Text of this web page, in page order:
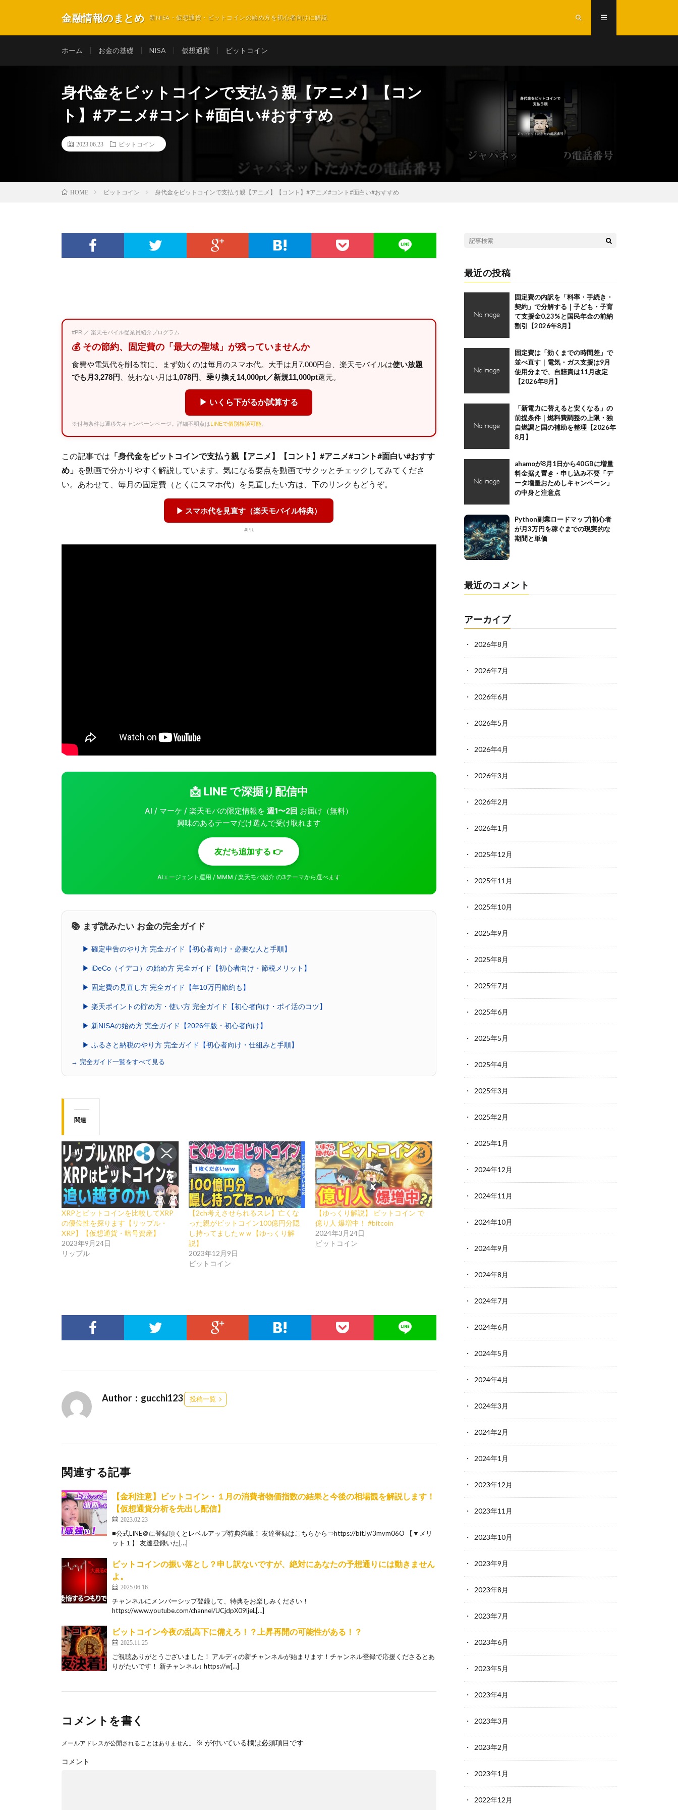
金融情報のまとめ 新NISA・仮想通貨・ビットコインの始め方を初心者向けに解説
ホーム お金の基礎 NISA 仮想通貨 ビットコイン
身代金をビットコインで支払う親【アニメ】【コン
ト】#アニメ#コント#面白い#おすすめ
2023.06.23 ビットコイン
HOME ビットコイン 身代金をビットコインで支払う親【アニメ】【コント】#アニメ#コント#面白い#おすすめ
#PR ／ 楽天モバイル従業員紹介プログラム
💰 その節約、固定費の「最大の聖域」が残っていませんか
食費や電気代を削る前に、まず効くのは毎月のスマホ代。大手は月7,000円台、楽天モバイルは使い放題
でも月3,278円
、使わない月は1,078円 。 乗り換え14,000pt／新規11,000pt還元。
▶ いくら下がるか試算する
※付与条件は遷移先キャンペーンページ。詳細不明点はLINEで個別相談可能
この記事では 「身代金をビットコインで支払う親【アニメ】【コント】#アニメ#コント#面白い#おすす
め」 を動画で分かりやすく解説しています。気になる要点を動画でサクッとチェックしてみてくださ
い。あわせて、毎月の固定費（とくにスマホ代）を見直したい方は、下のリンクもどうぞ。
▶ スマホ代を見直す（楽天モバイル特典）
#PR
📩 LINE で深掘り配信中
AI / マーケ / 楽天モバの限定情報を週1〜2回 お届け（無料）
興味のあるテーマだけ選んで受け取れます
友だち追加する 👉
AIエージェント運用 / MMM / 楽天モバ紹介 の3テーマから選べます
📚 まず読みたい お金の完全ガイド
▶ 確定申告のやり方 完全ガイド【初心者向け・必要な人と手順】
▶ iDeCo（イデコ）の始め方 完全ガイド【初心者向け・節税メリット】
▶ 固定費の見直し方 完全ガイド【年10万円節約も】
▶ 楽天ポイントの貯め方・使い方 完全ガイド【初心者向け・ポイ活のコツ】
▶ 新NISAの始め方 完全ガイド【2026年版・初心者向け】
▶ ふるさと納税のやり方 完全ガイド【初心者向け・仕組みと手順】
→ 完全ガイド一覧をすべて見る
関連
XRPとビットコインを比較してXRP
の優位性を探ります【リップル・
XRP】【仮想通貨・暗号資産】
2023年9月24日
リップル
【2ch考えさせられるスレ】亡くな
った親がビットコイン100億円分隠
し持ってましたｗｗ【ゆっくり解
説】
2023年12月9日
ビットコイン
【ゆっくり解説】 ビットコイン で
億り人 爆増中！ #bitcoin
2024年3月24日
ビットコイン
Author：gucchi123 投稿一覧
関連する記事
【金利注意】ビットコイン・１月の消費者物価指数の結果と今後の相場観を解説します！
【仮想通貨分析を先出し配信】
2023.02.23
■公式LINE＠に登録頂くとレベルアップ特典満載！ 友達登録はこちらから⇒https://bit.ly/3mvm06O 【▼メリ
ット１】 友達登録いた[…]
ビットコインの振い落とし？申し訳ないですが、絶対にあなたの予想通りには動きません
よ。
2025.06.16
チャンネルにメンバーシップ登録して、特典をお楽しみください！
https://www.youtube.com/channel/UCjdpX09ljeL[…]
ビットコイン今夜の乱高下に備えろ！？上昇再開の可能性がある！？
2025.11.25
ご視聴ありがとうございました！ アルディの新チャンネルが始まります！チャンネル登録で応援くださるとあ
りがたいです！ 新チャンネル↓ https://w[…]
コメントを書く
メールアドレスが公開されることはありません。 ※ が付いている欄は必須項目です
コメント
最近の投稿
固定費の内訳を「料率・手続き・
契約」で分解する｜子ども・子育
て支援金0.23%と国民年金の前納
割引【2026年8月】
固定費は「効くまでの時間差」で
並べ直す｜電気・ガス支援は9月
使用分まで、自賠責は11月改定
【2026年8月】
「新電力に替えると安くなる」の
前提条件｜燃料費調整の上限・独
自燃調と国の補助を整理【2026年
8月】
ahamoが8月1日から40GBに増量
料金据え置き・申し込み不要「デ
ータ増量おためしキャンペーン」
の中身と注意点
Python副業ロードマップ|初心者
が月3万円を稼ぐまでの現実的な
期間と単価
最近のコメント
アーカイブ
2026年8月
2026年7月
2026年6月
2026年5月
2026年4月
2026年3月
2026年2月
2026年1月
2025年12月
2025年11月
2025年10月
2025年9月
2025年8月
2025年7月
2025年6月
2025年5月
2025年4月
2025年3月
2025年2月
2025年1月
2024年12月
2024年11月
2024年10月
2024年9月
2024年8月
2024年7月
2024年6月
2024年5月
2024年4月
2024年3月
2024年2月
2024年1月
2023年12月
2023年11月
2023年10月
2023年9月
2023年8月
2023年7月
2023年6月
2023年5月
2023年4月
2023年3月
2023年2月
2023年1月
2022年12月